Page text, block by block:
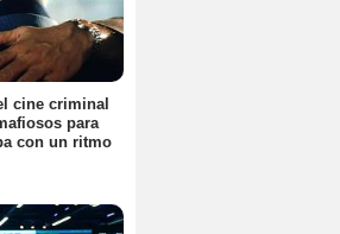
cine criminal
para
con un ritmo